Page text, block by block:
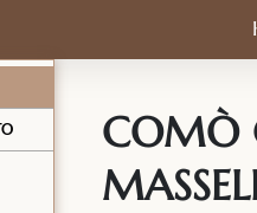
COMÒ